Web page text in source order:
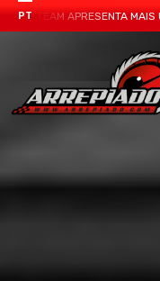
PT
TEAM APRESENTA MAIS